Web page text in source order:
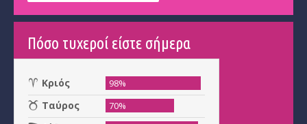
Πόσο τυχεροί είστε σήμερα